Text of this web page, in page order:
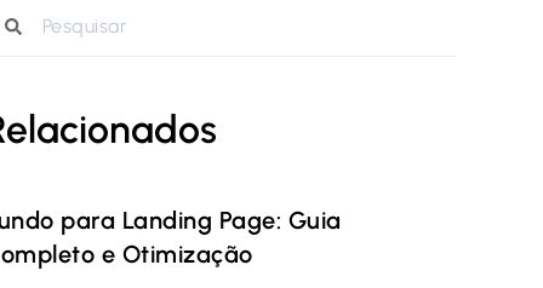
para Landing Page: Guia
e Otimização